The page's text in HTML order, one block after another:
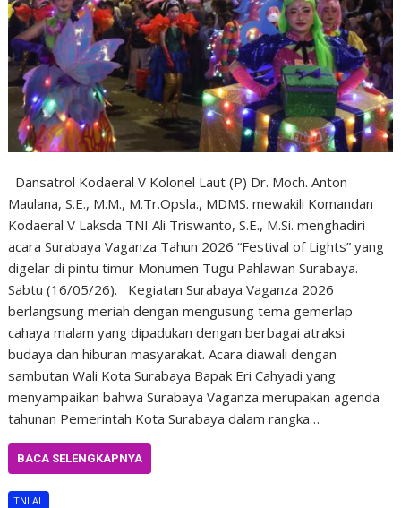
Dansatrol Kodaeral V Kolonel Laut (P) Dr. Moch. Anton
Maulana, S.E., M.M., M.Tr.Opsla., MDMS. mewakili Komandan
Kodaeral V Laksda TNI Ali Triswanto, S.E., M.Si. menghadiri
acara Surabaya Vaganza Tahun 2026 “Festival of Lights” yang
digelar di pintu timur Monumen Tugu Pahlawan Surabaya.
Sabtu (16/05/26). Kegiatan Surabaya Vaganza 2026
berlangsung meriah dengan mengusung tema gemerlap
cahaya malam yang dipadukan dengan berbagai atraksi
budaya dan hiburan masyarakat. Acara diawali dengan
sambutan Wali Kota Surabaya Bapak Eri Cahyadi yang
menyampaikan bahwa Surabaya Vaganza merupakan agenda
tahunan Pemerintah Kota Surabaya dalam rangka…
BACA SELENGKAPNYA
TNI AL